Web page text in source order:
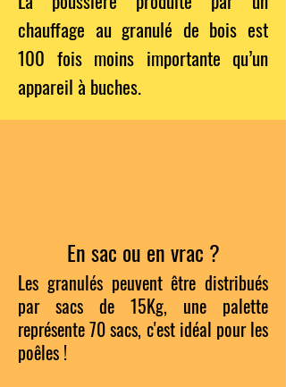
chauffage au granulé de bois est
100 fois moins importante qu’un
appareil à buches.
En sac ou en vrac ?
Les granulés peuvent être distribués
par sacs de 15Kg, une palette
représente 70 sacs, c'est idéal pour les
poêles !